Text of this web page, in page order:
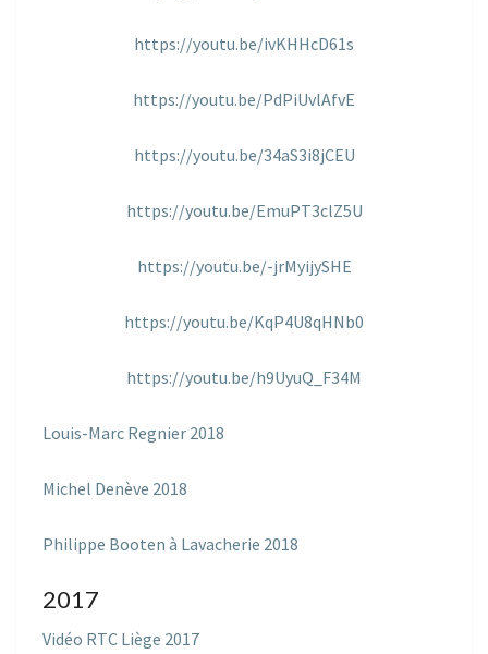
https://youtu.be/ivKHHcD61s
https://youtu.be/PdPiUvlAfvE
https://youtu.be/34aS3i8jCEU
https://youtu.be/EmuPT3clZ5U
https://youtu.be/-jrMyijySHE
https://youtu.be/KqP4U8qHNb0
https://youtu.be/h9UyuQ_F34M
Louis-Marc Regnier 2018
Michel Denève 2018
Philippe Booten à Lavacherie 2018
2017
Vidéo RTC Liège 2017